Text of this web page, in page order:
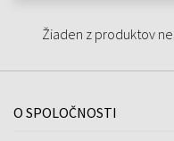
Žiaden z produktov
O SPOLOČNOSTI